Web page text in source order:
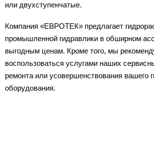
или двухступенчатые.
Компания «ЕВРОТЕК» предлагает
промышленной гидравлики в обширном
выгодным ценам. Кроме того, мы
воспользоваться услугами наших
ремонта или усовершенствования вашего
оборудования.